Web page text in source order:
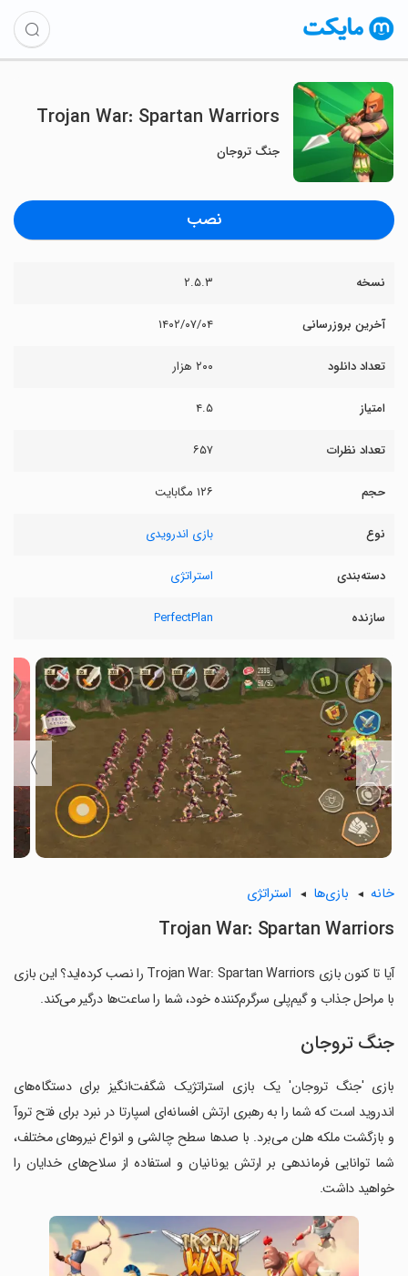
Trojan War: Spartan Warriors
جنگ تروجان
نصب
نسخه ۲.۵.۳
آخرین بروزرسانی ۱۴۰۲/۰۷/۰۴
تعداد دانلود ۲۰۰ هزار
امتیاز ۴.۵
تعداد نظرات ۶۵۷
حجم ۱۲۶ مگابایت
نوع بازی اندرویدی
دسته‌بندی استراتژی
سازنده PerfectPlan
〈
〉
خانه بازی‌ها استراتژی
Trojan War: Spartan Warriors
آیا تا کنون بازی Trojan War: Spartan Warriors را نصب کرده‌اید؟ این بازی
با مراحل جذاب و گیم‌پلی سرگرم‌کننده خود، شما را ساعت‌ها درگیر می‌کند.
جنگ تروجان
بازی 'جنگ تروجان' یک بازی استراتژیک شگفت‌انگیز برای دستگاه‌های
اندروید است که شما را به رهبری ارتش افسانه‌ای اسپارتا در نبرد برای فتح تروآ
و بازگشت ملکه هلن می‌برد. با صدها سطح چالشی و انواع نیروهای مختلف،
شما توانایی فرماندهی بر ارتش یونانیان و استفاده از سلاح‌های خدایان را
خواهید داشت.